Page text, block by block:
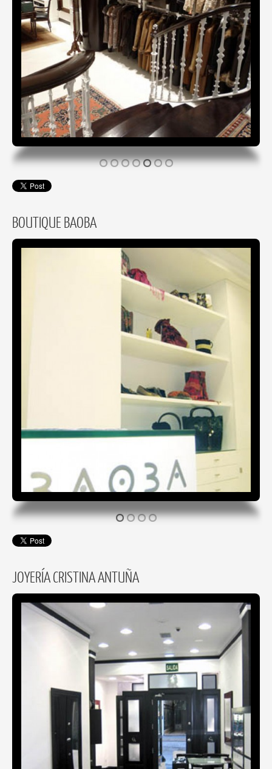
BOUTIQUE BAOBA
JOYERÍA CRISTINA ANTUÑA